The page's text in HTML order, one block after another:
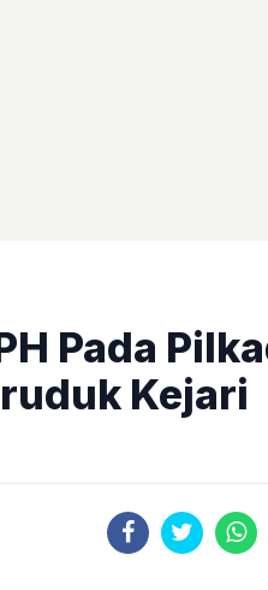
Pada
Kejari